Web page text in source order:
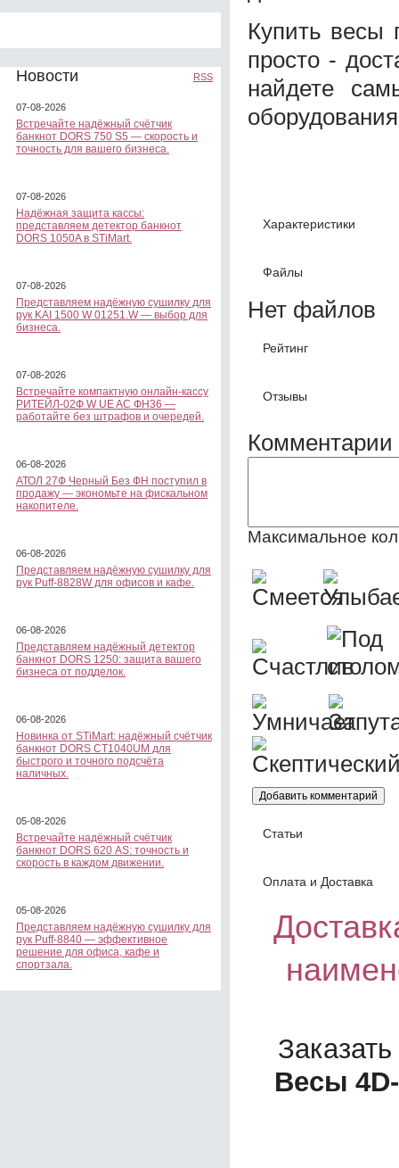
Новости RSS
07-08-2026
Встречайте надёжный счётчик
банкнот DORS 750 S5 — скорость и
точность для вашего бизнеса.
07-08-2026
Надёжная защита кассы:
представляем детектор банкнот
DORS 1050A в STiMart.
07-08-2026
Представляем надёжную сушилку для
рук KAI 1500 W 01251.W — выбор для
бизнеса.
07-08-2026
Встречайте компактную онлайн-кассу
РИТЕЙЛ-02Ф W UE AC ФН36 —
работайте без штрафов и очередей.
06-08-2026
АТОЛ 27Ф Черный Без ФН поступил в
продажу — экономьте на фискальном
накопителе.
06-08-2026
Представляем надёжную сушилку для
рук Puff-8828W для офисов и кафе.
06-08-2026
Представляем надёжный детектор
банкнот DORS 1250: защита вашего
бизнеса от подделок.
06-08-2026
Новинка от STiMart: надёжный счётчик
банкнот DORS CT1040UM для
быстрого и точного подсчёта
наличных.
05-08-2026
Встречайте надёжный счётчик
банкнот DORS 620 АS: точность и
скорость в каждом движении.
05-08-2026
Представляем надёжную сушилку для
рук Puff-8840 — эффективное
решение для офиса, кафе и
спортзала.
Купить весы
просто -
найдете
Характеристики
Файлы
Нет файлов
Рейтинг
Отзывы
Комментарии
Максимальное
Статьи
Оплата и Доставка
Весы